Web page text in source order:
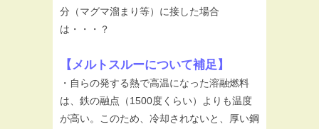
分（マグマ溜まり等）に接した場合
は・・・？
【メルトスルーについて補足】
・自らの発する熱で高温になった溶融燃料
は、鉄の融点（1500度くらい）よりも温度
が高い。このため、冷却されないと、厚い鋼